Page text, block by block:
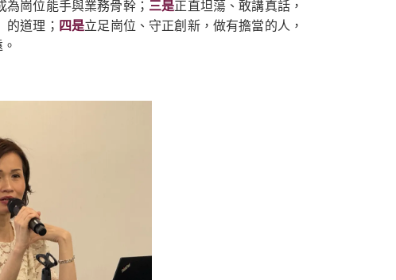
崗位能手與業務骨幹； 三是正直坦蕩、敢講真話，
的道理； 四是立足崗位、守正創新，做有擔當的人，